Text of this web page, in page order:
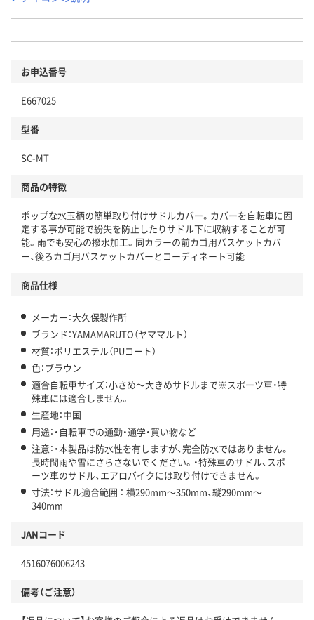
お申込番号
E667025
型番
SC-MT
商品の特徴
ポップな水玉柄の簡単取り付けサドルカバー。カバーを自転車に固
定する事が可能で紛失を防止したりサドル下に収納することが可
能。雨でも安心の撥水加工。同カラーの前カゴ用バスケットカバ
ー、後ろカゴ用バスケットカバーとコーディネート可能
商品仕様
メーカー：大久保製作所
ブランド：YAMAMARUTO（ヤママルト）
材質：ポリエステル（PUコート）
色：ブラウン
適合自転車サイズ：小さめ～大きめサドルまで※スポーツ車・特
殊車には適合しません。
生産地：中国
用途：・自転車での通勤・通学・買い物など
注意：・本製品は防水性を有しますが、完全防水ではありません。
長時間雨や雪にさらさないでください。・特殊車のサドル、スポ
ーツ車のサドル、エアロバイクには取り付けできません。
寸法：サドル適合範囲 ： 横290mm～350mm、縦290mm～
340mm
JANコード
4516076006243
備考（ご注意）